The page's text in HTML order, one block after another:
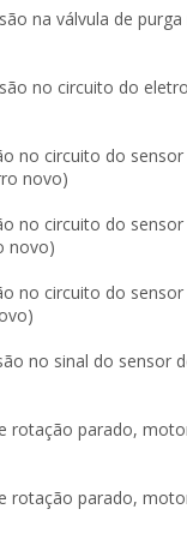
na válvula de
no circuito do
no circuito do
novo)
no circuito do
novo)
no circuito do
no sinal do sensor
rotação parado,
rotação parado,